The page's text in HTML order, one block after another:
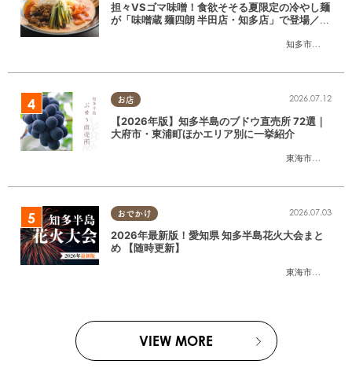
知多市
,半田市
担々VSゴマ味噌！食欲そそる夏限定の冷やし麺
が「味噌蔵 麺四朗 半田店・知多店」で登場／ち
お店
東海市
,大府市
2026.07.12
【2026年版】知多半島のブドウ直売所 72選｜
大府市・東浦町ほかエリア別に一挙紹介
おでかけ
東海市
,大府市
2026.07.03
2026年最新版！愛知県 知多半島花火大会まと
め 【随時更新】
VIEW MORE